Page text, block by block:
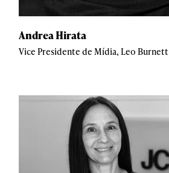
Andrea Hirata
Vice Presidente de Mídia, Leo Burnett